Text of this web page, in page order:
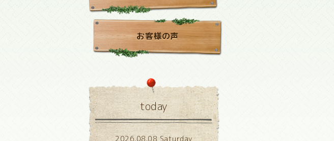
お客様の声
today
2026.08.08 Saturday